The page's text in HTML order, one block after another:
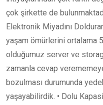
çok şirkette de
Elektronik Miyadını
yaşam ömürlerini ortalama
olduğumuz server ve
zamanla cevap
bozulması durumunda
yaşayabilirdik. • Dolu